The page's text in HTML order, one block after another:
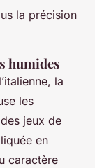
la précision
humides
la
les
jeux de
en
caractère